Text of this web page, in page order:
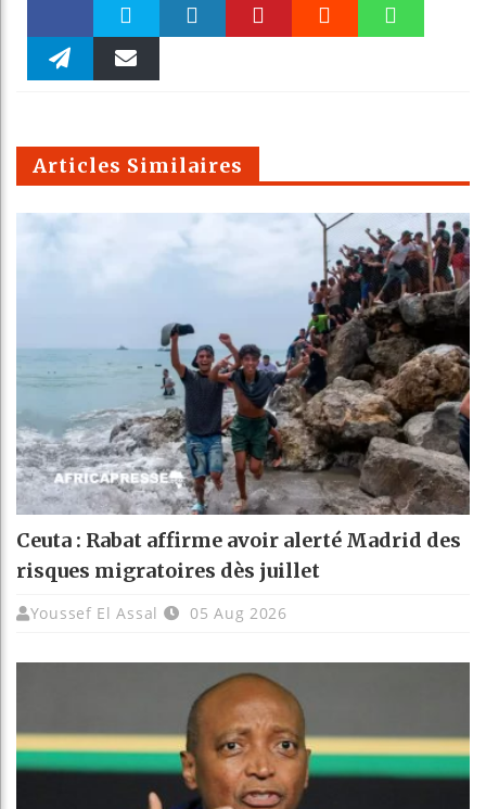
Faceboo Twitter
m
Articles Similaires
Ceuta : Rabat affirme avoir alerté Madrid des
risques migratoires dès juillet
Youssef El Assal 05 Aug 2026